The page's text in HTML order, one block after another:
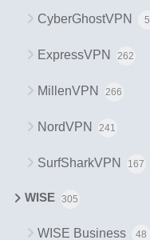
CyberGhostVPN 5
ExpressVPN 262
MillenVPN 266
NordVPN 241
SurfSharkVPN 167
WISE 305
WISE Business 48